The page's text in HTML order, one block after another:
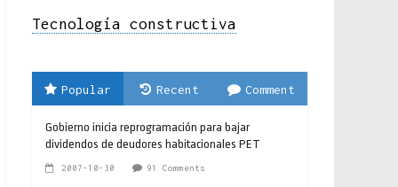
Tecnología constructiva
Popular Recent Comment
Gobierno inicia reprogramación para bajar
dividendos de deudores habitacionales PET
2007-10-30 91 Comments